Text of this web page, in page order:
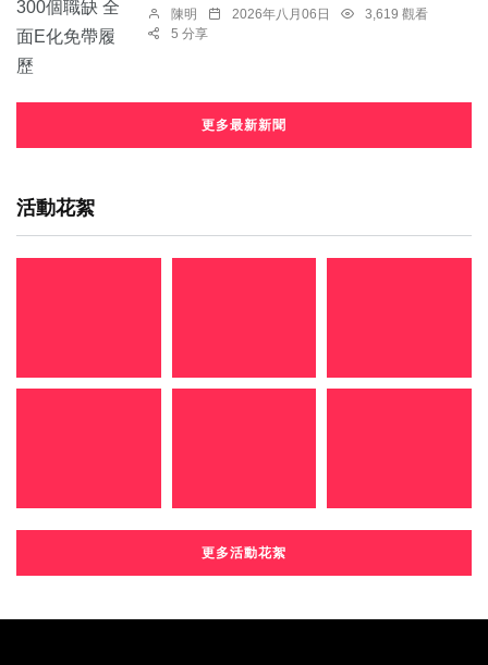
陳明 2026年八月06日
3,619 觀看
5 分享
更多最新新聞
活動花絮
更多活動花絮